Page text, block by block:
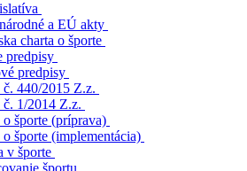
a EÚ akty
charta o športe
predpisy
predpisy
č. 440/2015 Z.z.
č. 1/2014 Z.z.
o športe (príprava)
športe (implementácia)
v športe
športu